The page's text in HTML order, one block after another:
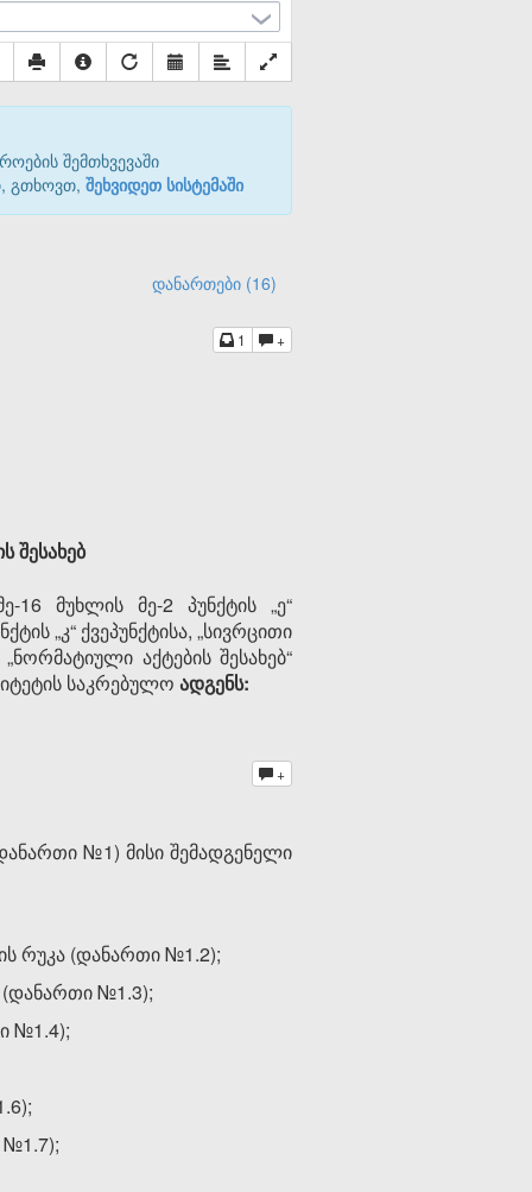
შემთხვევაში
გთხოვთ, შეხვიდეთ სისტემაში
დანართები (16)
1 +
შესახებ
მუხლის მე-2 პუნქტის „ე“
„კ“ ქვეპუნქტისა, „სივრცითი
აქტების შესახებ“
საკრებულო ადგენს:
+
№1) მისი შემადგენელი
რუკა (დანართი №1.2);
№1.3);
№1.4);
№1.7);